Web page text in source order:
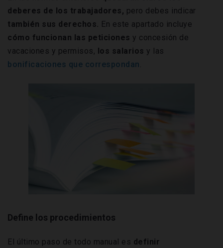
deberes de los trabajadores, pero debes indicar
también sus derechos. En este apartado incluye
cómo funcionan las peticiones y concesión de
vacaciones y permisos, los salarios y las
bonificaciones que correspondan.
Define los procedimientos
El último paso de todo manual es definir